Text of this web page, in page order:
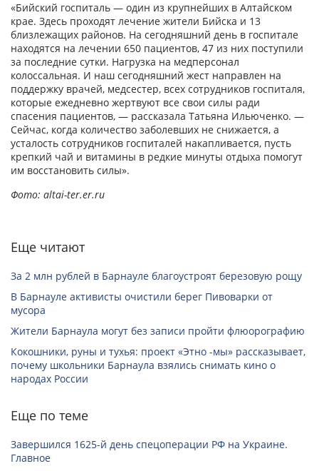
«Бийский госпиталь — один из крупнейших в Алтайском
крае. Здесь проходят лечение жители Бийска и 13
близлежащих районов. На сегодняшний день в госпитале
находятся на лечении 650 пациентов, 47 из них поступили
за последние сутки. Нагрузка на медперсонал
колоссальная. И наш сегодняшний жест направлен на
поддержку врачей, медсестер, всех сотрудников госпиталя,
которые ежедневно жертвуют все свои силы ради
спасения пациентов, — рассказала Татьяна Ильюченко. —
Сейчас, когда количество заболевших не снижается, а
усталость сотрудников госпиталей накапливается, пусть
крепкий чай и витамины в редкие минуты отдыха помогут
им восстановить силы».
Фото: altai-ter.er.ru
Еще читают
За 2 млн рублей в Барнауле благоустроят березовую рощу
В Барнауле активисты очистили берег Пивоварки от
мусора
Жители Барнаула могут без записи пройти флюорографию
Кокошники, руны и тухья: проект «Этно -мы» рассказывает,
почему школьники Барнаула взялись снимать кино о
народах России
Еще по теме
Завершился 1625-й день спецоперации РФ на Украине.
Главное